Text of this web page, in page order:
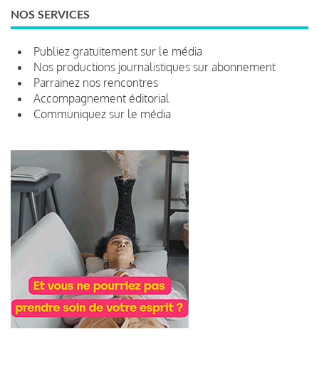
NOS SERVICES
Publiez gratuitement sur le média
Nos productions journalistiques sur abonnement
Parrainez nos rencontres
Accompagnement éditorial
Communiquez sur le média